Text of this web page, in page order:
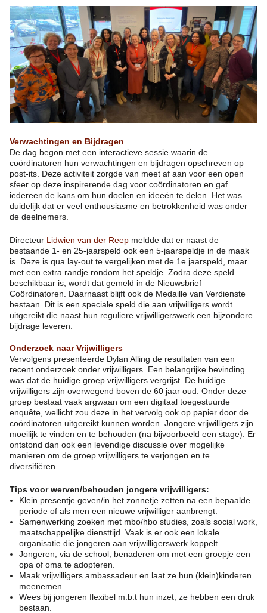
Verwachtingen en Bijdragen
De dag begon met een interactieve sessie waarin de
coördinatoren hun verwachtingen en bijdragen opschreven op
post-its. Deze activiteit zorgde van meet af aan voor een open
sfeer op deze inspirerende dag voor coördinatoren en gaf
iedereen de kans om hun doelen en ideeën te delen. Het was
duidelijk dat er veel enthousiasme en betrokkenheid was onder
de deelnemers.
Directeur Lidwien van der Reep meldde dat er naast de
bestaande 1- en 25-jaarspeld ook een 5-jaarspeldje in de maak
is. Deze is qua lay-out te vergelijken met de 1e jaarspeld, maar
met een extra randje rondom het speldje. Zodra deze speld
beschikbaar is, wordt dat gemeld in de Nieuwsbrief
Coördinatoren. Daarnaast blijft ook de Medaille van Verdienste
bestaan. Dit is een speciale speld die aan vrijwilligers wordt
uitgereikt die naast hun reguliere vrijwilligerswerk een bijzondere
bijdrage leveren.
Onderzoek naar Vrijwilligers
Vervolgens presenteerde Dylan Alling de resultaten van een
recent onderzoek onder vrijwilligers. Een belangrijke bevinding
was dat de huidige groep vrijwilligers vergrijst. De huidige
vrijwilligers zijn overwegend boven de 60 jaar oud. Onder deze
groep bestaat vaak argwaan om een digitaal toegestuurde
enquête, wellicht zou deze in het vervolg ook op papier door de
coördinatoren uitgereikt kunnen worden. Jongere vrijwilligers zijn
moeilijk te vinden en te behouden (na bijvoorbeeld een stage). Er
ontstond dan ook een levendige discussie over mogelijke
manieren om de groep vrijwilligers te verjongen en te
diversifiëren.
Tips voor werven/behouden jongere vrijwilligers:
Klein presentje geven/in het zonnetje zetten na een bepaalde
periode of als men een nieuwe vrijwilliger aanbrengt.
Samenwerking zoeken met mbo/hbo studies, zoals social work,
maatschappelijke diensttijd. Vaak is er ook een lokale
organisatie die jongeren aan vrijwilligerswerk koppelt.
Jongeren, via de school, benaderen om met een groepje een
opa of oma te adopteren.
Maak vrijwilligers ambassadeur en laat ze hun (klein)kinderen
meenemen.
Wees bij jongeren flexibel m.b.t hun inzet, ze hebben een druk
bestaan.